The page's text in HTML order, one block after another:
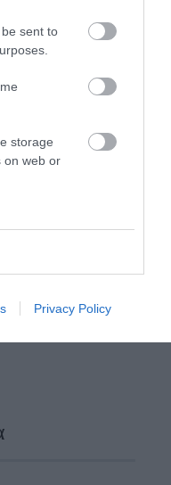
sent to
storage
on web or
Privacy Policy